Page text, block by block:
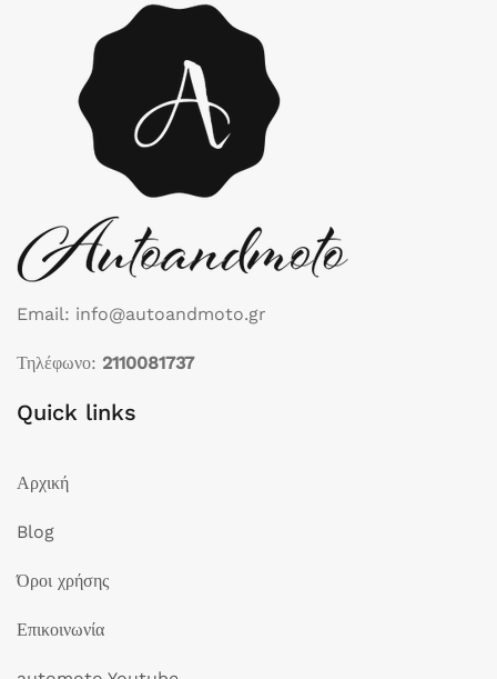
Email: info@autoandmoto.gr
Τηλέφωνο: 2110081737
Quick links
Αρχική
Blog
Όροι χρήσης
Επικοινωνία